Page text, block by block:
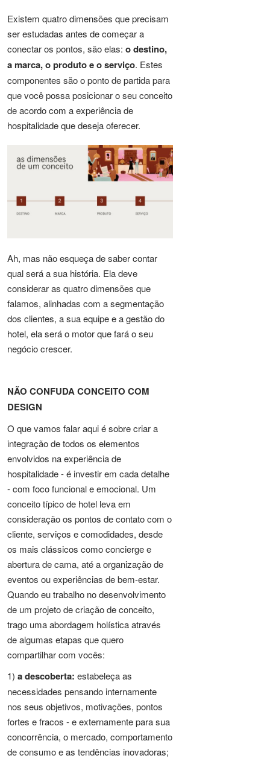
Existem quatro dimensões que precisam
ser estudadas antes de começar a
conectar os pontos, são elas: o destino,
a marca, o produto e o serviço. Estes
componentes são o ponto de partida para
que você possa posicionar o seu conceito
de acordo com a experiência de
hospitalidade que deseja oferecer.
Ah, mas não esqueça de saber contar
qual será a sua história. Ela deve
considerar as quatro dimensões que
falamos, alinhadas com a segmentação
dos clientes, a sua equipe e a gestão do
hotel, ela será o motor que fará o seu
negócio crescer.
NÃO CONFUDA CONCEITO COM
DESIGN
O que vamos falar aqui é sobre criar a
integração de todos os elementos
envolvidos na experiência de
hospitalidade - é investir em cada detalhe
- com foco funcional e emocional. Um
conceito típico de hotel leva em
consideração os pontos de contato com o
cliente, serviços e comodidades, desde
os mais clássicos como concierge e
abertura de cama, até a organização de
eventos ou experiências de bem-estar.
Quando eu trabalho no desenvolvimento
de um projeto de criação de conceito,
trago uma abordagem holística através
de algumas etapas que quero
compartilhar com vocês:
1) a descoberta: estabeleça as
necessidades pensando internamente
nos seus objetivos, motivações, pontos
fortes e fracos - e externamente para sua
concorrência, o mercado, comportamento
de consumo e as tendências inovadoras;